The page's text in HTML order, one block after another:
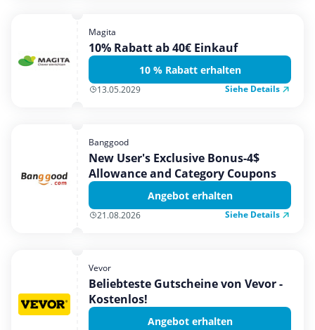
Magita
10% Rabatt ab 40€ Einkauf
10 % Rabatt erhalten
13.05.2029 Siehe Details
Banggood
New User's Exclusive Bonus-4$
Allowance and Category Coupons
Angebot erhalten
21.08.2026 Siehe Details
Vevor
Beliebteste Gutscheine von Vevor -
Kostenlos!
Angebot erhalten